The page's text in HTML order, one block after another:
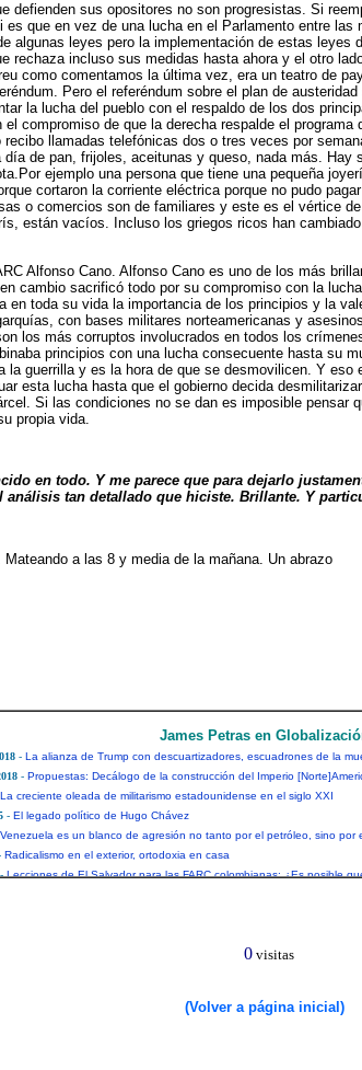
sus opositores no son progresistas. Si
que en vez de una lucha en el Parlamento entre
algunas leyes pero la implementación de estas
rechaza incluso sus medidas hasta ahora y el otro
como comentamos la última vez, era un teatro de
Pero el referéndum sobre el plan de
la lucha del pueblo con el respaldo de los dos
compromiso de que la derecha respalde el
llamadas telefónicas dos o tres veces por
de pan, frijoles, aceitunas y queso, nada más.
ejemplo una persona que tiene una pequeña
cortaron la corriente eléctrica porque no pudo
o comercios son de familiares y este es el vértice
están vacíos. Incluso los griegos ricos han
Alfonso Cano. Alfonso Cano es uno de los más
cambio sacrificó todo por su compromiso con la
toda su vida la importancia de los principios y la
con bases militares norteamericanas y
los más corruptos involucrados en todos los
principios con una lucha consecuente hasta su
guerrilla y es la hora de que se desmovilicen. Y
esta lucha hasta que el gobierno decida
Si las condiciones no se dan es imposible
propia vida.
en todo. Y me parece que para dejarlo
tan detallado que hiciste. Brillante. Y
a las 8 y media de la mañana. Un abrazo
(Volver a página inicial)